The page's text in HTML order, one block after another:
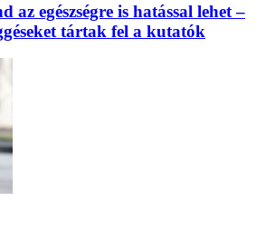
az egészségre is hatással lehet –
tártak fel a kutatók